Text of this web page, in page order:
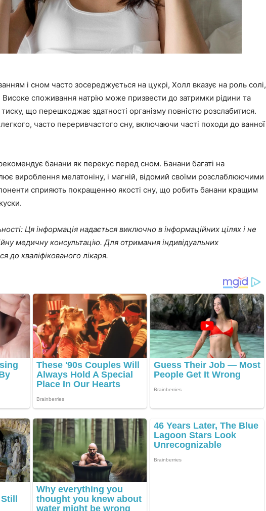
і сном часто зосереджується на цукрі, Холл вказує на роль солі,
Високе споживання натрію може призвести до затримки рідини та
що перешкоджає здатності організму повністю розслабитися.
часто переривчастого сну, включаючи часті походи до ванної
банани як перекус перед сном. Банани багаті на
вироблення мелатоніну, і магній, відомий своїми розслаблюючими
сприяють покращенню якості сну, що робить банани кращим
Ця інформація надається виключно в інформаційних цілях і не
медичну консультацію. Для отримання індивідуальних
до кваліфікованого лікаря.